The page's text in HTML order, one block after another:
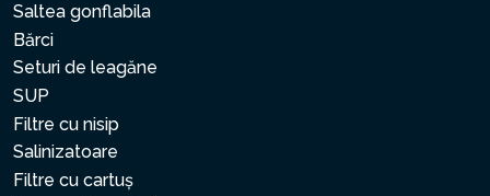
Saltea gonflabila
Bărci
Seturi de leagăne
SUP
Filtre cu nisip
Salinizatoare
Filtre cu cartuș